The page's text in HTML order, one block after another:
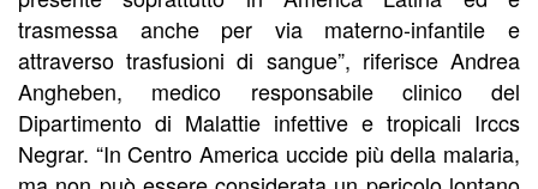
trasmessa anche per via materno-infantile e
attraverso trasfusioni di sangue”, riferisce Andrea
Angheben, medico responsabile clinico del
Dipartimento di Malattie infettive e tropicali Irccs
Negrar. “In Centro America uccide più della malaria,